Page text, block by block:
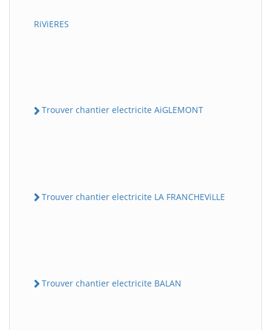
RiViERES
Trouver chantier electricite AiGLEMONT
Trouver chantier electricite LA FRANCHEViLLE
Trouver chantier electricite BALAN